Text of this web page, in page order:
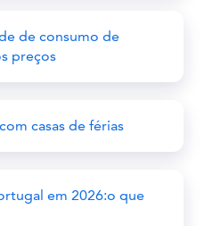
de consumo de
preços
casas de férias
em 2026:o que